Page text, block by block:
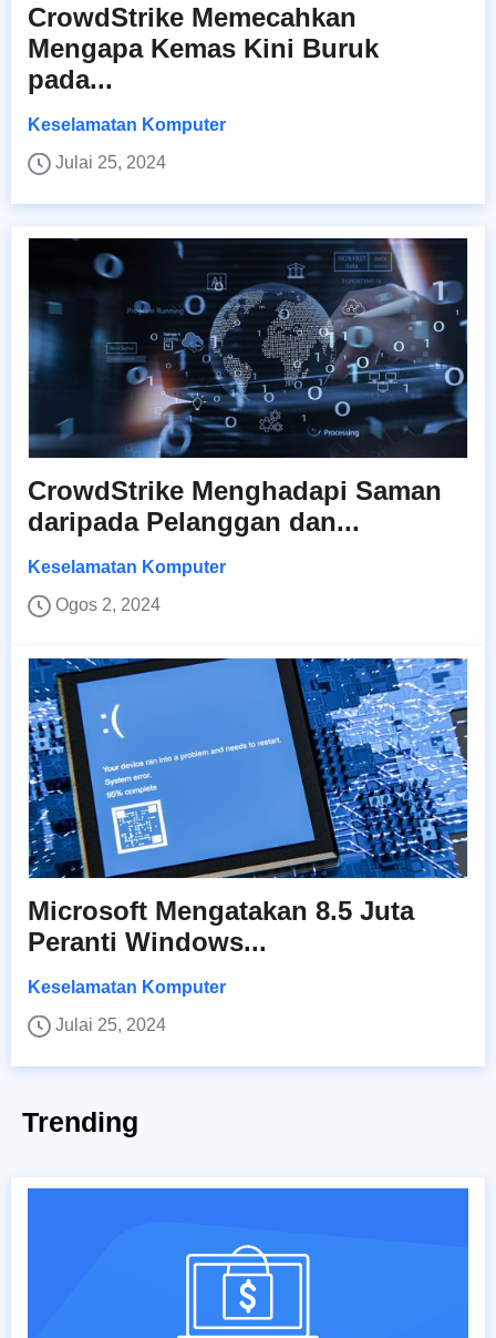
CrowdStrike Memecahkan
Mengapa Kemas Kini Buruk
pada...
Keselamatan Komputer
Julai 25, 2024
CrowdStrike Menghadapi Saman
daripada Pelanggan dan...
Keselamatan Komputer
Ogos 2, 2024
Microsoft Mengatakan 8.5 Juta
Peranti Windows...
Keselamatan Komputer
Julai 25, 2024
Trending